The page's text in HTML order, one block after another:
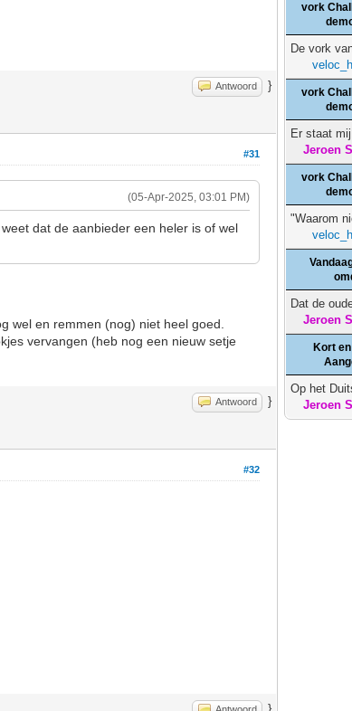
Antwoord }
#31
(05-Apr-2025, 03:01 PM)
dat de aanbieder een heler is of wel
wel en remmen (nog) niet heel goed.
vervangen (heb nog een nieuw setje
Antwoord }
#32
vork
De vork
veloc_h
vork
Er staat
Jeroen S
vork
"Waarom
veloc_h
Dat de
Jeroen S
Kort
Op het
Jeroen S